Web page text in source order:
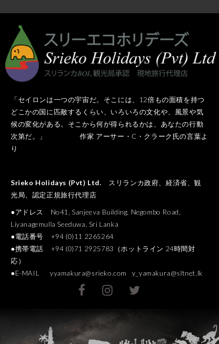
「セイロンは一つの宇宙だ。そこには、12倍もの面積を持つ
どこかの国に匹敵するくらい、いろいろの文化や、風景や気
候の変化がある。そこから何が得られるかは、あなたの行動
次第だ。」 作家 アーサー・C・クラーク氏の言葉よ
り
Srieko Holidays (Pvt) Ltd. スリランカ政府、経済省、観
光局、認定正規旅行代理店
●アドレス No41, Sanjeeva Building, Negombo Road,
Liyanagemulla Seeduwa, Sri Lanka
●電話番号 +94 (0)11 2265264
●携帯電話 +94 (0)71 2925783（ホットライン 24時間対
応）
●E-MAIL yyamakura@srieko.com y_yamakura@sltnet.lk